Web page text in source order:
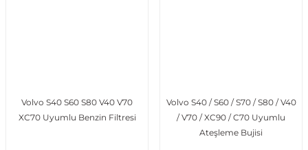
Volvo S40 S60 S80 V40 V70
XC70 Uyumlu Benzin Filtresi
Volvo S40 / S60 / S70 / S80 / V40
/ V70 / XC90 / C70 Uyumlu
Ateşleme Bujisi